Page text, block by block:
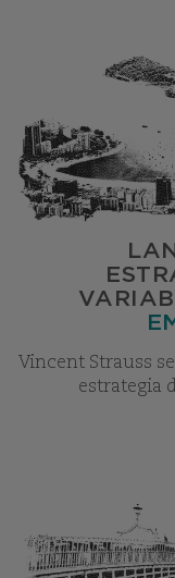
Vincent Strauss
estrategia